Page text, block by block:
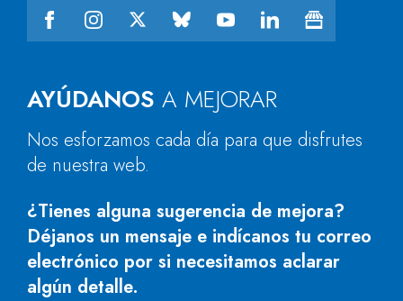
AYÚDANOS A MEJORAR
Nos esforzamos cada día para que disfrutes
de nuestra web.
¿Tienes alguna sugerencia de mejora?
Déjanos un mensaje e indícanos tu correo
electrónico por si necesitamos aclarar
algún detalle.